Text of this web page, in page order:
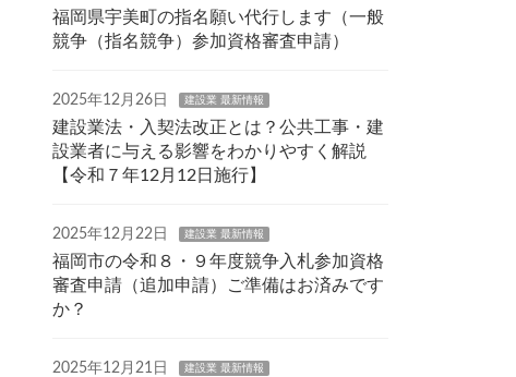
福岡県宇美町の指名願い代行します（一般
競争（指名競争）参加資格審査申請）
2025年12月26日 建設業 最新情報
建設業法・入契法改正とは？公共工事・建
設業者に与える影響をわかりやすく解説
【令和７年12月12日施行】
2025年12月22日 建設業 最新情報
福岡市の令和８・９年度競争入札参加資格
審査申請（追加申請）ご準備はお済みです
か？
2025年12月21日 建設業 最新情報